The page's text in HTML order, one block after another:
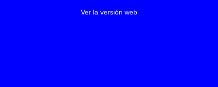
Ver la versión web